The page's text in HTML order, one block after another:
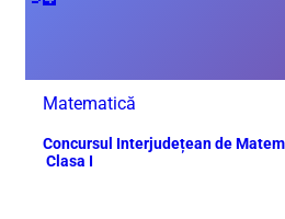
Matematică
Concursul Interjudețean de
Clasa I